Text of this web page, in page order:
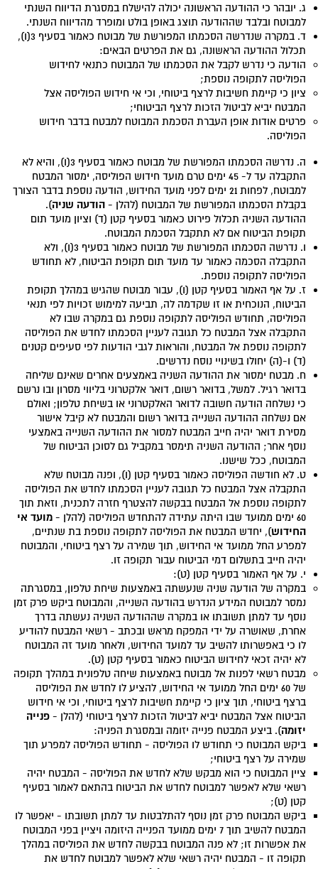
ג. יובהר כי ההודעה הראשונה יכולה להישלח במסגרת הדיווח השנתי
למבוטח ובלבד שההודעה תוצג באופן בולט ומופרד מהדיווח השנתי.
ד. במקרה שנדרשה הסכמתו המפורשת של מבוטח כאמור בסעיף 3(ו),
תכלול ההודעה הראשונה, גם את הפרטים הבאים:
הודעה כי נדרש לקבל את הסכמתו של המבוטח כתנאי לחידוש
הפוליסה לתקופה נוספת;
ציון כי קיימת חשיבות לרצף ביטוחי, וכי אי חידוש הפוליסה אצל
המבטח יביא לביטול הזכות לרצף הביטוחי;
פרטים אודות אופן העברת הסכמת המבוטח למבטח בדבר חידוש
הפוליסה.
ה. נדרשה הסכמתו המפורשת של מבוטח כאמור בסעיף 3(ו), והיא לא
התקבלה עד ל- 45 ימים טרם מועד חידוש הפוליסה, ימסור המבטח
למבוטח, לפחות 21 ימים לפני מועד החידוש, הודעה נוספת בדבר הצורך
בקבלת הסכמתו המפורשת של המבוטח (להלן - הודעה שניה).
ההודעה השניה תכלול פירוט כאמור בסעיף קטן (ד) וציון מועד תום
תקופת הביטוח אם לא תתקבל הסכמת המבוטח.
ו. נדרשה הסכמתו המפורשת של מבוטח כאמור בסעיף 3(ו), ולא
התקבלה הסכמה כאמור עד מועד תום תקופת הביטוח, לא תחודש
הפוליסה לתקופה נוספת.
ז. על אף האמור בסעיף קטן (ו), עבור מבוטח שהגיש במהלך תקופת
הביטוח, הנוכחית או זו שקדמה לה, תביעה למימוש זכויות לפי תנאי
הפוליסה, תחודש הפוליסה לתקופה נוספת גם במקרה שבו לא
התקבלה אצל המבטח כל תגובה לעניין הסכמתו לחדש את הפוליסה
לתקופה נוספת אל המבטח, והוראות לגבי הודעות לפי סעיפים קטנים
(ד) ו-(ה) יחולו בשינויי נוסח נדרשים.
ח. מבטח ימסור את ההודעה השניה באמצעים אחרים שאינם שליחה
בדואר רגיל. למשל, בדואר רשום, דואר אלקטרוני בליווי מסרון ובו נרשם
כי נשלחה הודעה חשובה לדואר האלקטרוני או בשיחת טלפון; ואולם
אם נשלחה ההודעה השנייה בדואר רשום והמבטח לא קיבל אישור
מסירת דואר יהיה חייב המבטח למסור את ההודעה השנייה באמצעי
נוסף אחר; ההודעה השניה תימסר במקביל גם לסוכן הביטוח של
המבוטח, ככל שישנו.
ט. לא חודשה הפוליסה כאמור בסעיף קטן (ו), ופנה מבוטח שלא
התקבלה אצל המבטח כל תגובה לעניין הסכמתו לחדש את הפוליסה
לתקופה נוספת אל המבטח בבקשה להצטרף חזרה לתכנית, וזאת תוך
60 ימים ממועד שבו היתה עתידה להתחדש הפוליסה (להלן -
מועד אי
החידוש), יחדש המבטח את הפוליסה לתקופה נוספת בת שנתיים,
למפרע החל ממועד אי החידוש, תוך שמירה על רצף ביטוחי, והמבוטח
יהיה חייב בתשלום דמי הביטוח עבור תקופה זו.
י. על אף האמור בסעיף קטן (ט):
במקרה של הודעה שניה שנעשתה באמצעות שיחת טלפון, במסגרתה
נמסר למבוטח המידע הנדרש בהודעה השנייה, והמבוטח ביקש פרק זמן
נוסף עד למתן תשובתו או במקרה שההודעה השניה נעשתה בדרך
אחרת, שאושרה על ידי המפקח מראש ובכתב - רשאי המבטח להודיע
לו כי באפשרותו להשיב עד למועד החידוש, ולאחר מועד זה המבוטח
לא יהיה זכאי לחידוש הביטוח כאמור בסעיף קטן (ט).
מבטח רשאי לפנות אל מבוטח באמצעות שיחה טלפונית במהלך תקופה
של 60 ימים החל ממועד אי החידוש, להציע לו לחדש את הפוליסה
ברצף ביטוחי, תוך ציון כי קיימת חשיבות לרצף ביטוחי, וכי אי חידוש
הביטוח אצל המבטח יביא לביטול הזכות לרצף ביטוחי (להלן -פנייה
יזומה). ביצע המבטח פנייה יזומה ובמסגרת הפניה:
ביקש המבוטח כי תחודש לו הפוליסה - תחודש הפוליסה למפרע תוך
שמירה על רצף ביטוחי;
ציין המבוטח כי הוא מבקש שלא לחדש את הפוליסה - המבטח יהיה
רשאי שלא לאפשר למבוטח לחדש את הביטוח בהתאם לאמור בסעיף
קטן (ט);
ביקש המבוטח פרק זמן נוסף להתלבטות עד למתן תשובתו - יאפשר לו
המבטח להשיב תוך 7 ימים ממועד הפנייה היזומה ויציין בפני המבוטח
את אפשרות זו; לא פנה המבוטח בבקשה לחדש את הפוליסה במהלך
תקופה זו - המבטח יהיה רשאי שלא לאפשר למבוטח לחדש את